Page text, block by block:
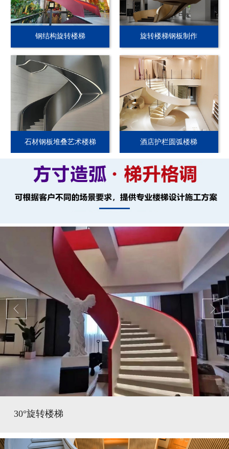
钢结构旋转楼梯 旋转楼梯钢板制作
石材钢板堆叠艺术楼梯 酒店护栏圆弧楼梯
30°旋转楼梯